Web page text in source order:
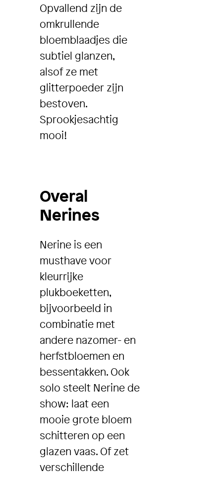
Opvallend zijn de
omkrullende
bloemblaadjes die
subtiel glanzen,
alsof ze met
glitterpoeder zijn
bestoven.
Sprookjesachtig
mooi!
Overal
Nerines
Nerine is een
musthave voor
kleurrijke
plukboeketten,
bijvoorbeeld in
combinatie met
andere nazomer- en
herfstbloemen en
bessentakken. Ook
solo steelt Nerine de
show: laat een
mooie grote bloem
schitteren op een
glazen vaas. Of zet
verschillende